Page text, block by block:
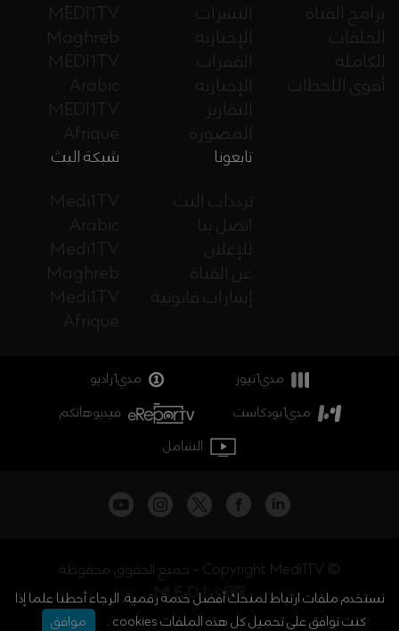
MEDI1TV
Maghreb
MEDI1TV
Arabic
MEDI1TV
Afrique
النشرات
الإخبارية
الفقرات
الإخبارية
التقارير
المصورة
برامج القناة
الحلقات
الكاملة
أقوى اللحظات
شبكة البث
Medi1TV
Arabic
Medi1TV
Maghreb
Medi1TV
Afrique
تابعونا
ترددات البث
اتصل بنا
للإعلان
عن القناة
إشارات قانونية
مدي1نيوز
مدي1راديو
مدي1بودكاست
فيديوهاتكم
الشامل
جميع الحقوق محفوظة - Copyright Medi1TV ©
نستخدم ملفات ارتباط لمنحك أفضل خدمة رقمية. الرجاء أحطنا علما إذا
كنت توافق على تحميل كل هذه الملفات cookies .
موافق